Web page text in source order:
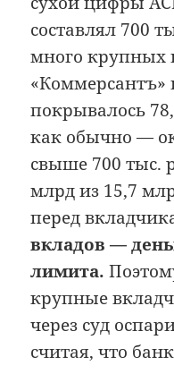
составлял 700
много крупных
«Коммерсантъ»
покрывалось
как обычно —
свыше 700 тыс.
млрд из 15,7
перед
вкладов —
лимита.
крупные
через суд
считая, что